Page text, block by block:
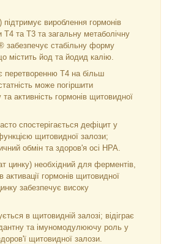
вироблення гормонів
Т4 та Т3 та загальну метаболічну
забезпечує стабільну форму
містить йод та йодид калію.
перетворенню Т4 на більш
може погіршити
активність гормонів щитовидної
спостерігається дефіцит у
щитовидної залози;
обмін та здоров'я осі HPA.
цинку) необхідний для ферментів,
гормонів щитовидної
забезпечує високу
в щитовидній залозі; відіграє
та імуномодулюючу роль у
щитовидної залози.